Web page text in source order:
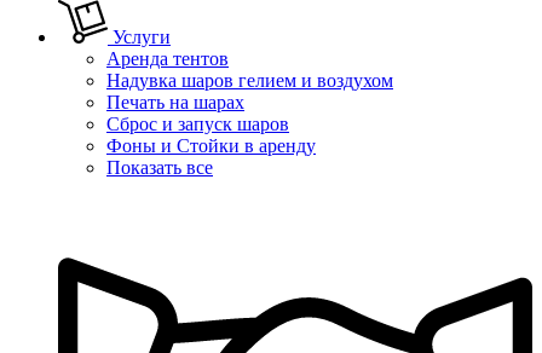
Услуги
Аренда тентов
Надувка шаров гелием и воздухом
Печать на шарах
Сброс и запуск шаров
Фоны и Стойки в аренду
Показать все